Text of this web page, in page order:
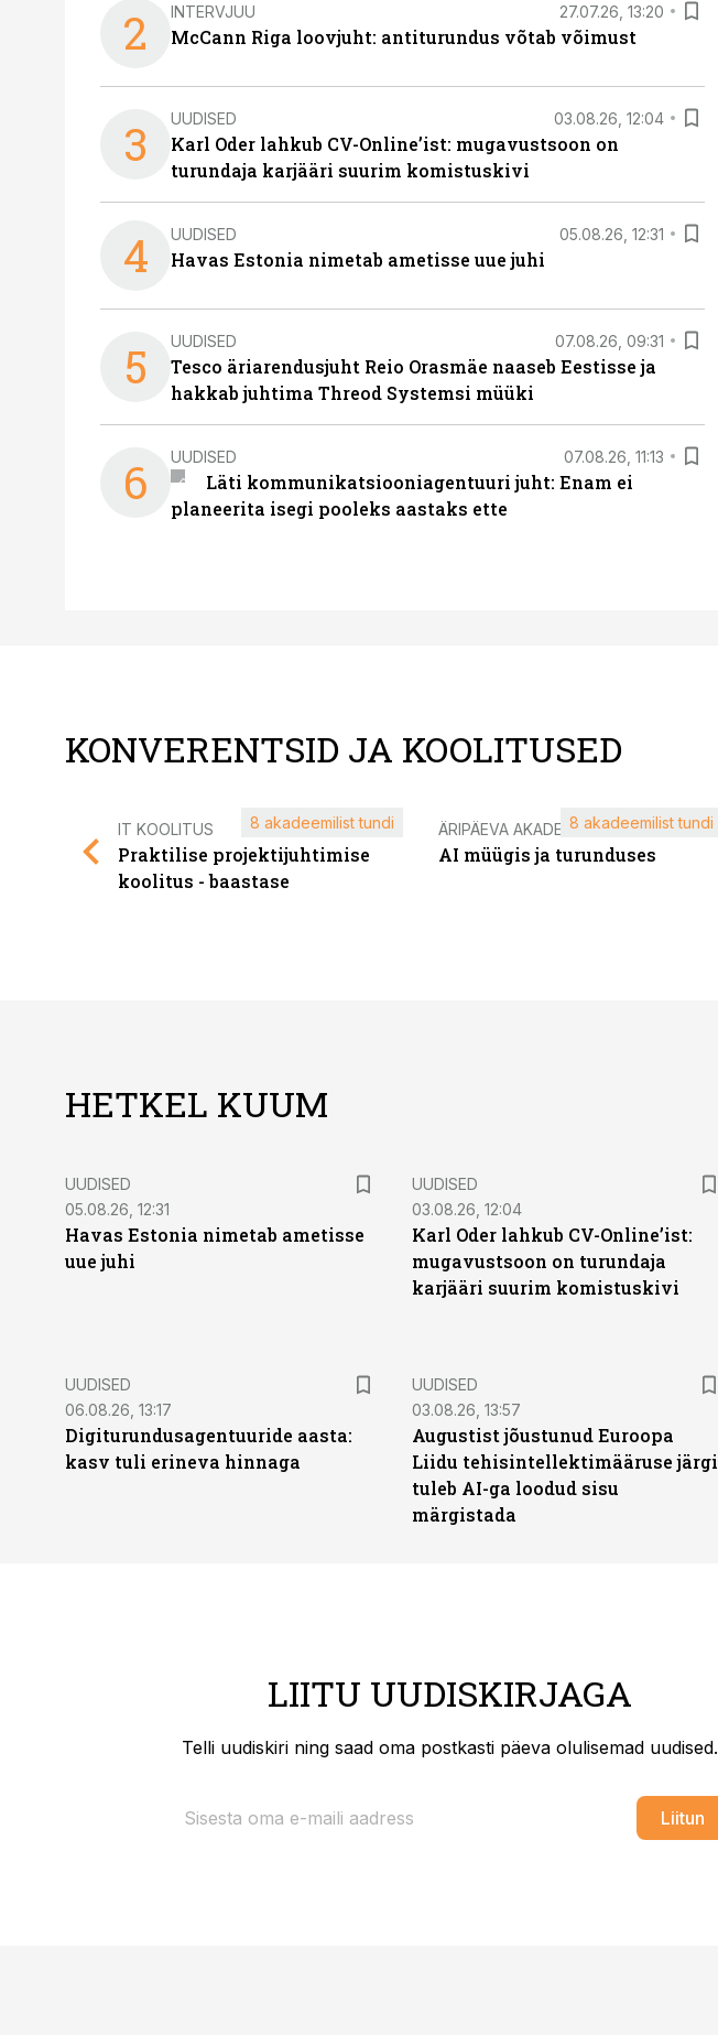
2 INTERVJUU 27.07.26, 13:20
McCann Riga loovjuht: antiturundus võtab võimust
3 UUDISED 03.08.26, 12:04
Karl Oder lahkub CV-Online’ist: mugavustsoon on
turundaja karjääri suurim komistuskivi
4 UUDISED 05.08.26, 12:31
Havas Estonia nimetab ametisse uue juhi
5 UUDISED 07.08.26, 09:31
Tesco äriarendusjuht Reio Orasmäe naaseb Eestisse ja
hakkab juhtima Threod Systemsi müüki
6 UUDISED 07.08.26, 11:13
Läti kommunikatsiooniagentuuri juht: Enam ei
planeerita isegi pooleks aastaks ette
KONVERENTSID JA KOOLITUSED
IT KOOLITUS
Praktilise projektijuhtimise
koolitus - baastase
8 akadeemilist tundi ÄRIPÄEVA AKADEEMIA
AI müügis ja turunduses
8 akadeemilist tundi
HETKEL KUUM
UUDISED
05.08.26, 12:31
Havas Estonia nimetab ametisse
uue juhi
UUDISED
03.08.26, 12:04
Karl Oder lahkub CV-Online’ist:
mugavustsoon on turundaja
karjääri suurim komistuskivi
UUDISED
06.08.26, 13:17
Digiturundusagentuuride aasta:
kasv tuli erineva hinnaga
UUDISED
03.08.26, 13:57
Augustist jõustunud Euroopa
Liidu tehisintellektimääruse järgi
tuleb AI-ga loodud sisu
märgistada
LIITU UUDISKIRJAGA
Telli uudiskiri ning saad oma postkasti päeva olulisemad uudised.
Liitun